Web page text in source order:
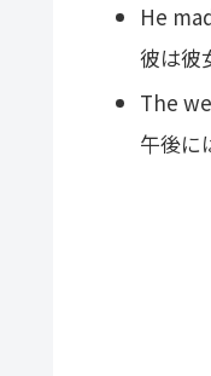
He
彼は彼
The
午後に